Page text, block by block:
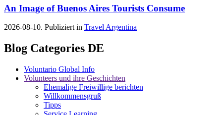
An Image of Buenos Aires Tourists Consume
2026-08-10. Publiziert in Travel Argentina
Blog Categories DE
Voluntario Global Info
Volunteers und ihre Geschichten
Ehemalige Freiwillige berichten
Willkommensgruß
Tipps